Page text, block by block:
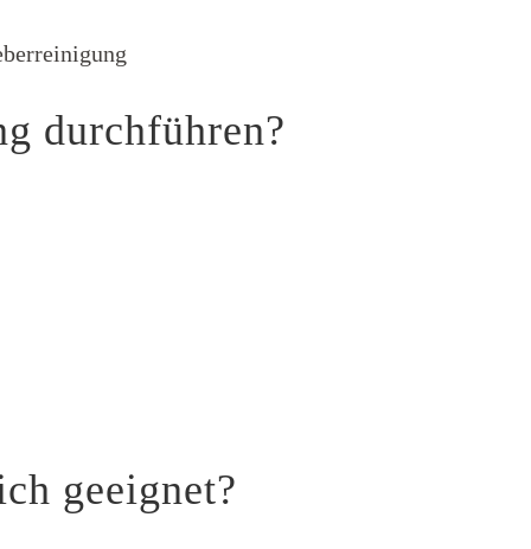
durchführen?
geeignet?